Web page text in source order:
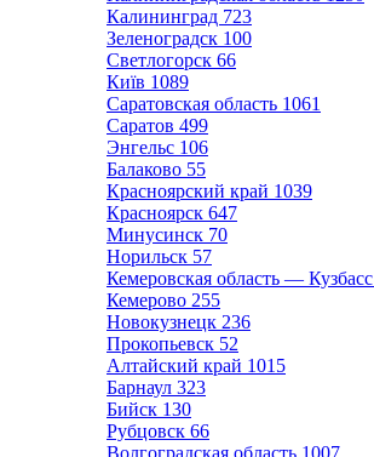
Калининград 723
Зеленоградск 100
Светлогорск 66
Київ 1089
Саратовская область 1061
Саратов 499
Энгельс 106
Балаково 55
Красноярский край 1039
Красноярск 647
Минусинск 70
Норильск 57
Кемеровская область — Кузбасс
Кемерово 255
Новокузнецк 236
Прокопьевск 52
Алтайский край 1015
Барнаул 323
Бийск 130
Рубцовск 66
Волгоградская область 1007